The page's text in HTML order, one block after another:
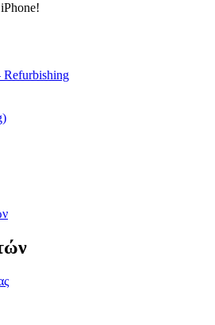
Refurbishing